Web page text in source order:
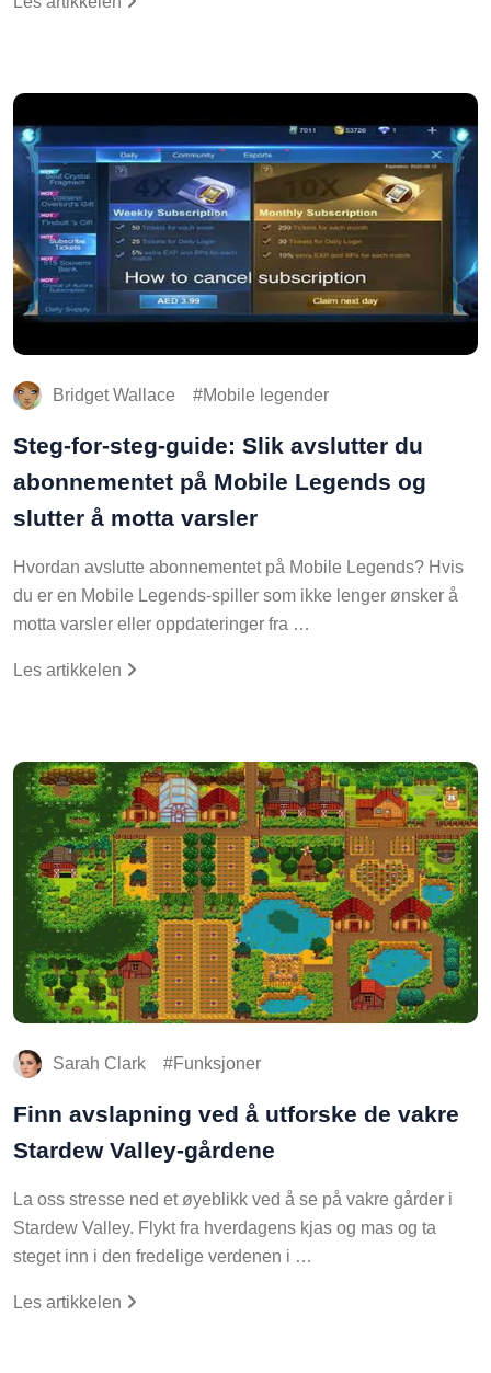
Bridget Wallace Mobile legender
Steg-for-steg-guide: Slik avslutter du
abonnementet på Mobile Legends og
slutter å motta varsler
Hvordan avslutte abonnementet på Mobile Legends? Hvis
du er en Mobile Legends-spiller som ikke lenger ønsker å
motta varsler eller oppdateringer fra …
Les artikkelen
Sarah Clark Funksjoner
Finn avslapning ved å utforske de vakre
Stardew Valley-gårdene
La oss stresse ned et øyeblikk ved å se på vakre gårder i
Stardew Valley. Flykt fra hverdagens kjas og mas og ta
steget inn i den fredelige verdenen i …
Les artikkelen